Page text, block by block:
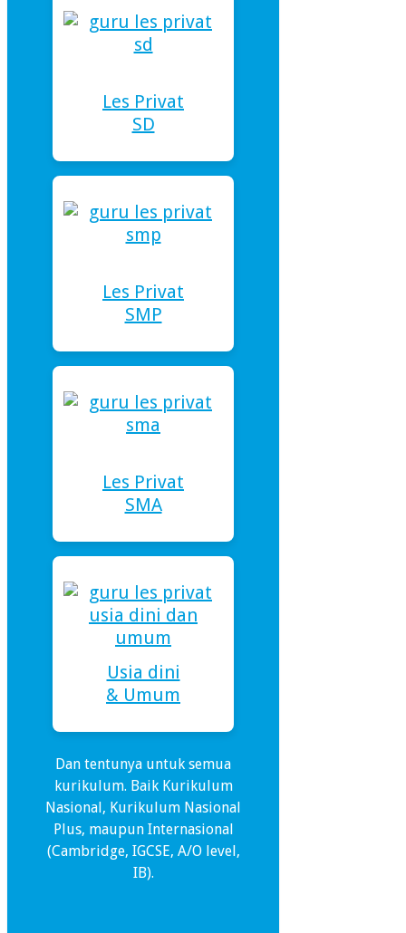
Les Privat
SD
Les Privat
SMP
Les Privat
SMA
Usia dini
& Umum
Dan tentunya untuk semua
kurikulum. Baik Kurikulum
Nasional, Kurikulum Nasional
Plus, maupun Internasional
(Cambridge, IGCSE, A/O level,
IB).